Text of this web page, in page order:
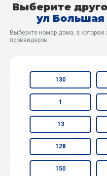
Выберите
ул Большая
Выберите номер дома, в котором
провайдеров
130
1
13
128
150